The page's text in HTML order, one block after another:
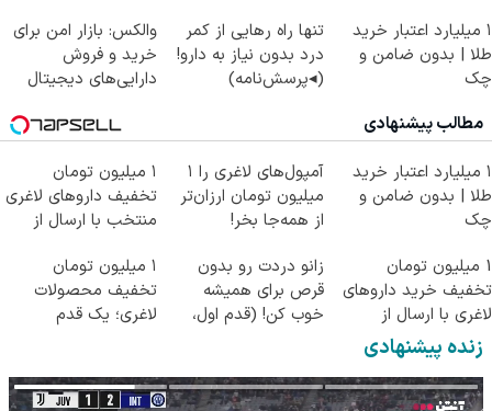
۱ میلیارد اعتبار خرید
طلا | بدون ضامن و
چک
تنها راه رهایی از کمر
درد بدون نیاز به دارو!
(◂پرسش‌نامه)
والکس: بازار امن برای
خرید و فروش
دارایی‌های دیجیتال
مطالب پیشنهادی
۱ میلیارد اعتبار خرید
طلا | بدون ضامن و
چک
آمپول‌های لاغری را ۱
میلیون تومان ارزان‌تر
از همه‌جا بخر!
۱ میلیون تومان
تخفیف داروهای لاغری
منتخب با ارسال از
1 میلیون تومان
تخفیف خرید داروهای
لاغری با ارسال از
داروخانه و پک یخ!
زانو دردت رو بدون
قرص برای همیشه
خوب کن! (قدم اول،
۱ میلیون تومان
تخفیف محصولات
لاغری؛ یک قدم
زنده پیشنهادی